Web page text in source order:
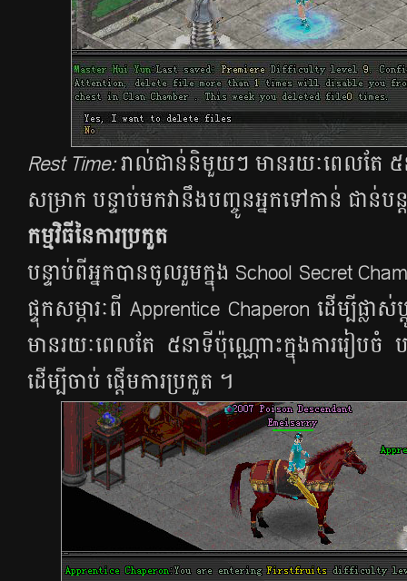
Rest Time:រាល់ជាន់និមួយៗ មានរយៈពេលតែ ៥
សម្រាក បន្ទាប់មកវានឹងបញ្ចូនអ្នកទៅកាន់ ជាន់​​ប
កម្មវិធីនៃការប្រកួត
បន្ទាប់​ពី​អ្នក​បាន​ចូល​រួម​ក្នុង School Secret
ផ្ទុក​សម្ភារៈ​ពី​ Apprentice Chaperon ដើម្បី​ផ្លាស់​
មាន​រយៈ​ពេល​តែ​ ៥​នា​ទី​​ប៉ុណ្ណោះ​ក្នុង​ការ​រៀប​ចំ
ដើម្បី​ចាប់​ ផ្តើម​ការ​ប្រកួត​ ។